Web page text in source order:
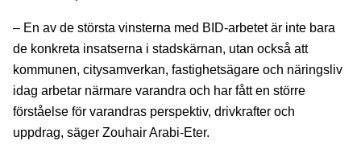
– En av de största vinsterna med BID-arbetet är inte bara
de konkreta insatserna i stadskärnan, utan också att
kommunen, citysamverkan, fastighetsägare och näringsliv
idag arbetar närmare varandra och har fått en större
förståelse för varandras perspektiv, drivkrafter och
uppdrag, säger Zouhair Arabi-Eter.